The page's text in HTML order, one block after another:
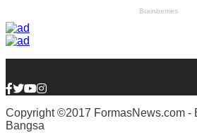
Copyright ©2017 FormasNews.com -
Bangsa